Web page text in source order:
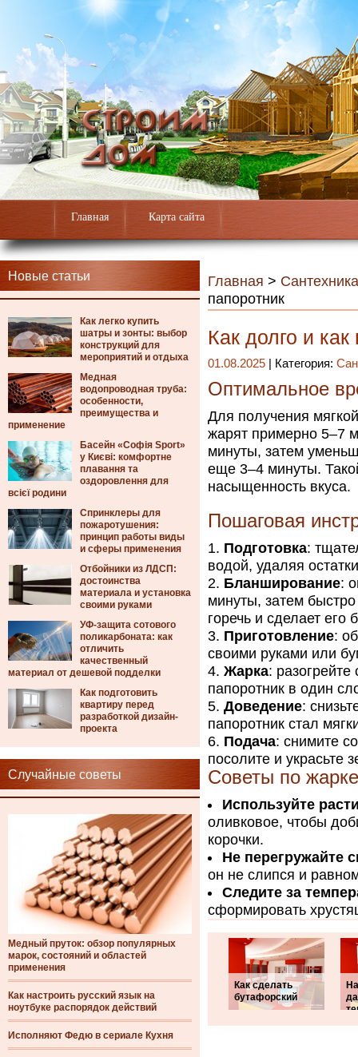
Главная Карта сайта
Новые статьи
Как легко купить
шатры и зонты: выбор
конструкций для
мероприятий и отдыха
Медная
водопроводная труба:
особенности,
преимущества и
применение
Басейн «Софія Sport»
у Києві: комфортне
плавання та
оздоровлення для
всієї родини
Спринклеры для
пожаротушения:
принцип работы виды
и сферы применения
Отбойники из ЛДСП:
достоинства
материала и установка
своими руками
УФ-защита сотового
поликарбоната: как
отличить
качественный
материал от дешевой подделки
Как подготовить
квартиру перед
разработкой дизайн-
проекта
Случайные советы
Медный пруток: обзор популярных
марок, состояний и областей
применения
Как настроить русский язык на
ноутбуке распорядок действий
Исполняют Федю в сериале Кухня
Главная > Сантехника
папоротник
Как долго и
01.08.2025 | Категория:
Оптимальное
Для получения
жарят примерно 5–7
минуты, затем
еще 3–4 минуты.
насыщенность вкуса.
Пошаговая
Подготовка:
водой, удаляя
Бланширование:
минуты, затем
горечь и сделает его
Приготовление:
своими руками или
Жарка:
папоротник в один
Доведение:
папоротник стал
Подача: снимите
посолите и украсьте
Советы по
Используйте
оливковое, чтобы
корочки.
Не перегружайте
он не слипся и
Следите за
сформировать
Как сделать
бутафорский